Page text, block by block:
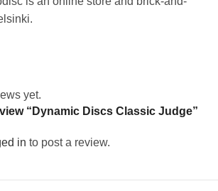
yet.
“Dynamic Discs Classic Judge”
in to post a review.